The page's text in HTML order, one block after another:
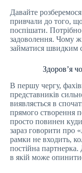
Давайте
привчали до того,
поспішати.
задоволення. Чому ж
займатися швидким
Здоров’я
В першу чергу,
представників
виявляється в
прямого створення
просто повинен
зараз говорити про
рамки не входить,
постійна партнерка.
в якій може